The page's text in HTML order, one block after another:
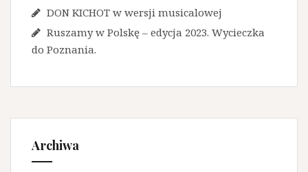
DON KICHOT w wersji musicalowej
Ruszamy w Polskę – edycja 2023. Wycieczka
do Poznania.
Archiwa